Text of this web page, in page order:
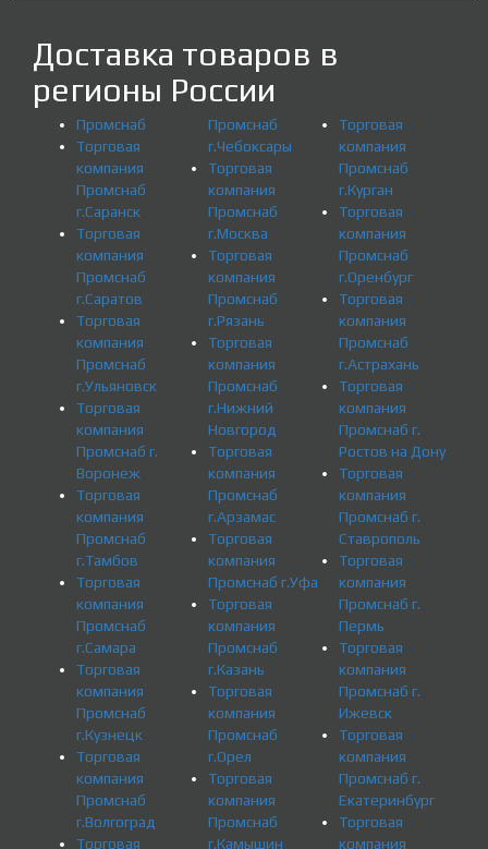
Доставка товаров в
регионы России
Промснаб
Торговая
компания
Промснаб
г.Саранск
Торговая
компания
Промснаб
г.Саратов
Торговая
компания
Промснаб
г.Ульяновск
Торговая
компания
Промснаб г.
Воронеж
Торговая
компания
Промснаб
г.Тамбов
Торговая
компания
Промснаб
г.Самара
Торговая
компания
Промснаб
г.Кузнецк
Торговая
компания
Промснаб
г.Волгоград
Торговая
Промснаб
г.Чебоксары
Торговая
компания
Промснаб
г.Москва
Торговая
компания
Промснаб
г.Рязань
Торговая
компания
Промснаб
г.Нижний
Новгород
Торговая
компания
Промснаб
г.Арзамас
Торговая
компания
Промснаб г.Уфа
Торговая
компания
Промснаб
г.Казань
Торговая
компания
Промснаб
г.Орел
Торговая
компания
Промснаб
г.Камышин
Торговая
компания
Промснаб
г.Курган
Торговая
компания
Промснаб
г.Оренбург
Торговая
компания
Промснаб
г.Астрахань
Торговая
компания
Промснаб г.
Ростов на Дону
Торговая
компания
Промснаб г.
Ставрополь
Торговая
компания
Промснаб г.
Пермь
Торговая
компания
Промснаб г.
Ижевск
Торговая
компания
Промснаб г.
Екатеринбург
Торговая
компания